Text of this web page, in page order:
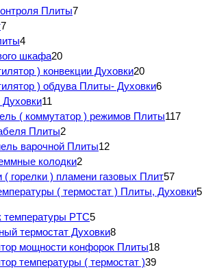
Плиты7
7
4
шкафа20
) конвекции Духовки20
) обдува Плиты- Духовки6
Духовки11
( коммутатор ) режимов Плиты117
Плиты2
варочной Плиты12
колодки2
( горелки ) пламени газовых Плит57
( термостат ) Плиты, Духовки5
температуры PTC5
термостат Духовки8
мощности конфорок Плиты18
температуры ( термостат )39